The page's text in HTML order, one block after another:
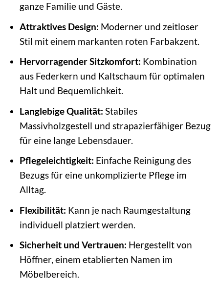
ganze Familie und Gäste.
Attraktives Design: Moderner und zeitloser
Stil mit einem markanten roten Farbakzent.
Hervorragender Sitzkomfort: Kombination
aus Federkern und Kaltschaum für optimalen
Halt und Bequemlichkeit.
Langlebige Qualität: Stabiles
Massivholzgestell und strapazierfähiger Bezug
für eine lange Lebensdauer.
Pflegeleichtigkeit: Einfache Reinigung des
Bezugs für eine unkomplizierte Pflege im
Alltag.
Flexibilität: Kann je nach Raumgestaltung
individuell platziert werden.
Sicherheit und Vertrauen: Hergestellt von
Höffner, einem etablierten Namen im
Möbelbereich.